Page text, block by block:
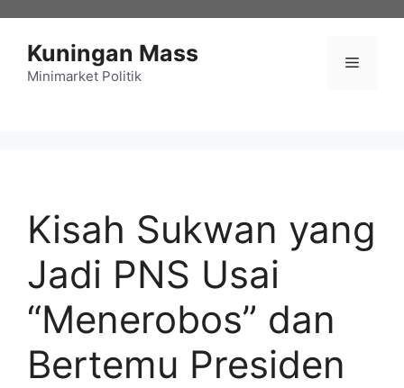
Kuningan Mass
Minimarket Politik
Menu
Kisah Sukwan yang
Jadi PNS Usai
“Menerobos” dan
Bertemu Presiden